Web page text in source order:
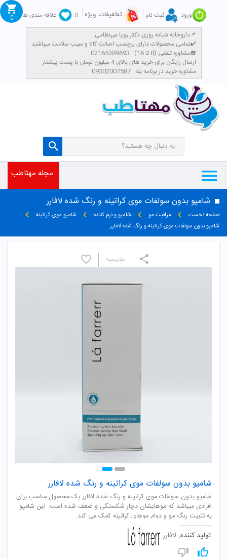
ورود ثبت نام تخفیفات ویژه 0
علاقه مندی ها
داروخانه شبانه روزی دکتر رویا میرنظامی📌
تمامی محصولات دارای برچسب اصالت کالا و سیب سلامت میباشند✔️
مشاوره تلفنی (8 تا 16) : 02165389693☎️
​ارسال رایگان برای خرید های بالای 4 میلیون تومان با پست پیشتاز
مشاوره خرید در برنامه بله : 09302007587
0
مجله مهتاطب
شامپو بدون سولفات موی کراتینه و رنگ شده لافارر
صفحه نخست مراقبت مو شامپو و نرم کننده
شامپو موی کراتینه
شامپو بدون سولفات موی کراتینه و رنگ شده لافارر
شامپو بدون سولفات موی کراتینه و رنگ شده لافارر
شامپو بدون سولفات موی کراتینه و رنگ شده لافارر یک محصول مناسب برای
افرادی میباشد که موهایشان دچار شکستگی و ضعف شده است. این شامپو
به تثبیت رنگ مو و دوام موهای کراتینه کمک می کند.
تولید کننده: لافارر
مقایسـه